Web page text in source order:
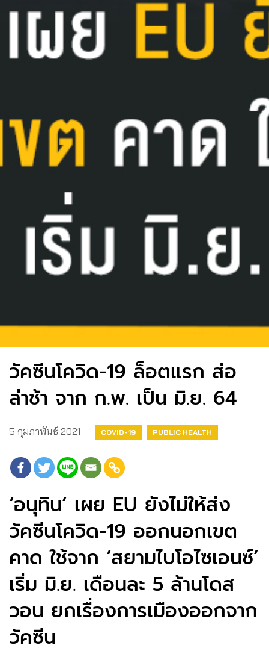
วัคซีนโควิด-19​ ล็อตแรก​ ส่อ
ล่าช้า จาก​ ก.พ.​ เป็น​ มิ.ย.​ 64
5 กุมภาพันธ์ 2021 COVID-19 PUBLIC HEALTH
‘อนุทิน’ เผย EU ยังไม่ให้ส่ง
วัคซีนโควิด-19 ออกนอกเขต
คาด ใช้จาก ‘สยามไบโอไซเอนซ์’
เริ่ม มิ.ย. เดือนละ 5 ล้านโดส
วอน ยกเรื่องการเมืองออกจาก
วัคซีน